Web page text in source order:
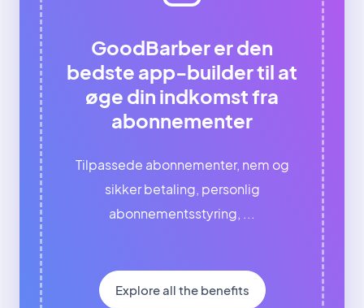
GoodBarber er den
bedste app-builder til at
øge din indkomst fra
abonnementer
Tilpassede abonnementer, nem og
sikker betaling, personlig
abonnementsstyring, ...
Explore all the benefits